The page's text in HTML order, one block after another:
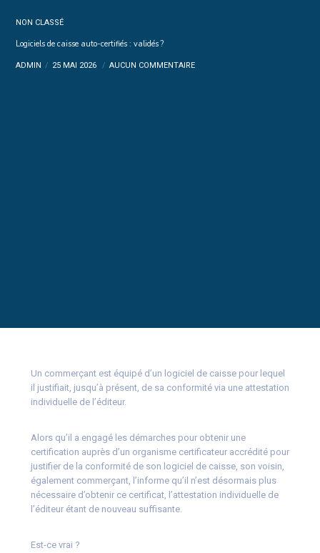
NON CLASSÉ
Logiciels de caisse auto-certifiés : validés ?
ADMIN 25 MAI 2026 AUCUN COMMENTAIRE
Un commerçant est équipé d’un logiciel de caisse pour lequel
il justifiait, jusqu’à présent, de sa conformité via une attestation
individuelle de l’éditeur.
Alors qu’il a engagé les démarches pour obtenir une
certification auprès d’un organisme certificateur accrédité pour
justifier de la conformité de son logiciel de caisse, son voisin,
également commerçant, l’informe qu’il n’est désormais plus
nécessaire d’obtenir ce certificat, l’attestation individuelle de
l’éditeur étant de nouveau suffisante.
Est-ce vrai ?